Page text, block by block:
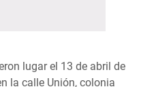
lugar el 13 de abril de
la calle Unión, colonia